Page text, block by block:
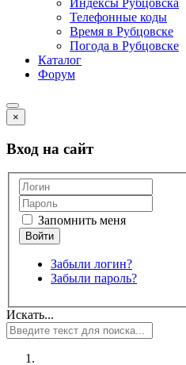
Индексы Рубцовска
Телефонные коды
Время в Рубцовске
Погода в Рубцовске
Каталог
Форум
×
Вход на сайт
Запомнить меня
Забыли логин?
Забыли пароль?
Искать...